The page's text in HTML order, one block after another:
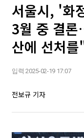
서울시, '화
3월 중 결
산에 선처
입력 2025-02-19 17:07
전보규 기자